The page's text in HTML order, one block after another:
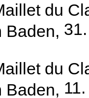
du
Baden,
du
Baden,